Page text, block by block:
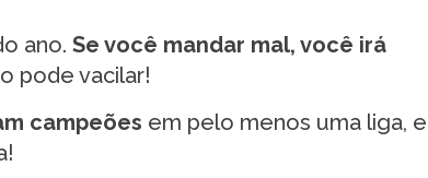
ano. Se você mandar mal, você irá
pode vacilar!
campeões em pelo menos uma liga,